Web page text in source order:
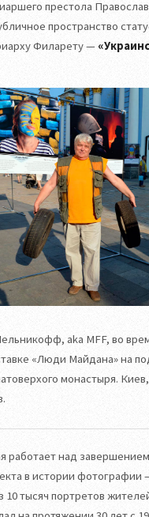
престола
пространство
Филарету —
aka MFF, во
«Люди Майдана» на
монастыря.
работает над
в истории фотографии
10 тысяч портретов